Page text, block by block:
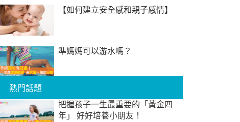
【如何建立安全感和親子感情】
準媽媽可以游水嗎？
熱門話題
把握孩子一生最重要的「黃金四
年」 好好培養小朋友！